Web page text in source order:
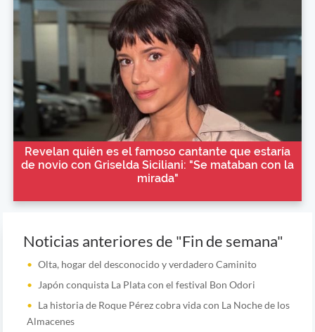
Revelan quién es el famoso cantante que estaría
de novio con Griselda Siciliani: "Se mataban con la
mirada"
Noticias anteriores de "Fin de semana"
Olta, hogar del desconocido y verdadero Caminito
Japón conquista La Plata con el festival Bon Odori
La historia de Roque Pérez cobra vida con La Noche de los
Almacenes